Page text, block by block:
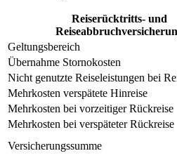
Reiserücktritts- und
Geltungsbereich
Übernahme Stornokosten
Nicht genutzte Reiseleistungen bei
Mehrkosten verspätete Hinreise
Mehrkosten bei vorzeitiger Rückreise
Mehrkosten bei verspäteter Rückreise
Versicherungssumme